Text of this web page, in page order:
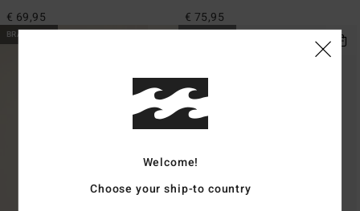
€ 69,95 € 75,95
BRANDNEU
Welcome!
Choose your ship-to country